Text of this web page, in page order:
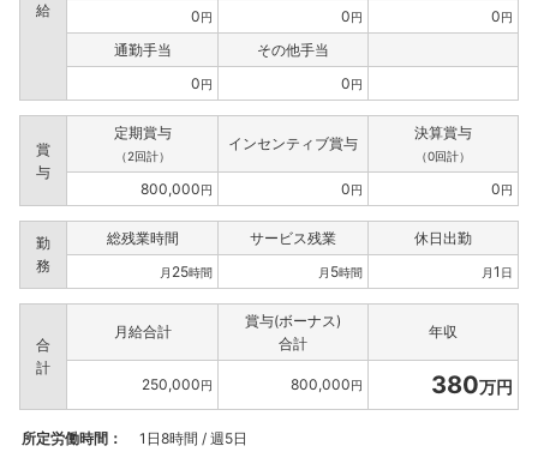
給
0円 0円 0円
通勤手当
その他手当
0円 0円
賞
与
定期賞与
（2回計）
インセンティブ賞与
決算賞与
（0回計）
800,000円 0円 0円
勤
務
総残業時間 サービス残業 休日出勤
月 25時間 月 5時間 月1 日
合
計
月給合計
賞与(ボーナス)
合計
年収
250,000円 800,000円 380万円
所定労働時間：
1日8時間 / 週5日